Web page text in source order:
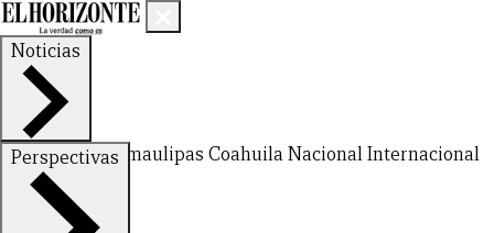
Noticias
Nuevo LeónTamaulipas Coahuila NacionalInternacional
Perspectivas